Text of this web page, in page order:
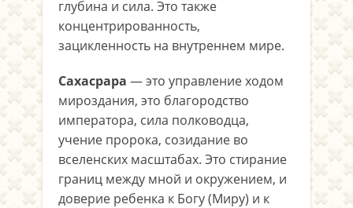
глубина и сила. Это также
концентрированность,
зацикленность на внутреннем мире.
Сахасрара — это управление ходом
мироздания, это благородство
императора, сила полководца,
учение пророка, созидание во
вселенских масштабах. Это стирание
границ между мной и окружением, и
доверие ребенка к Богу (Миру) и к